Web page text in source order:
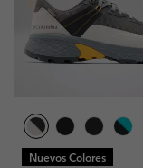
Nuevos Colores